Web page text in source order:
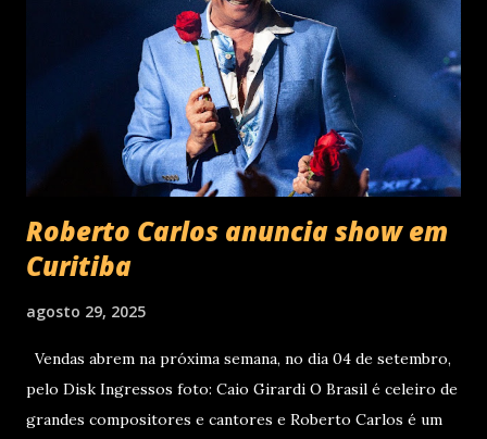
palcos por meio da EVOM Tour, que fez sua estreia
recentemente em São Paulo. Com realização da 30e ,
Supernova Ent e Prime , a escala em Curitiba aco...
Roberto Carlos anuncia show em
Curitiba
agosto 29, 2025
Vendas abrem na próxima semana, no dia 04 de setembro,
pelo Disk Ingressos foto: Caio Girardi O Brasil é celeiro de
grandes compositores e cantores e Roberto Carlos é um